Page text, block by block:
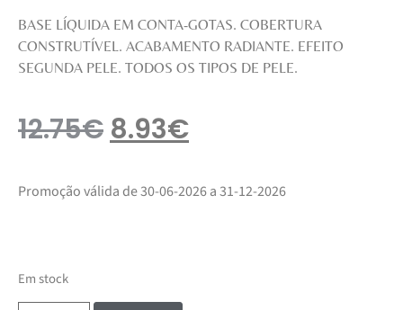
BASE LÍQUIDA EM CONTA-GOTAS. COBERTURA
CONSTRUTÍVEL. ACABAMENTO RADIANTE. EFEITO
SEGUNDA PELE. TODOS OS TIPOS DE PELE.
12.75€ 8.93€
Promoção válida de 30-06-2026 a 31-12-2026
Em stock